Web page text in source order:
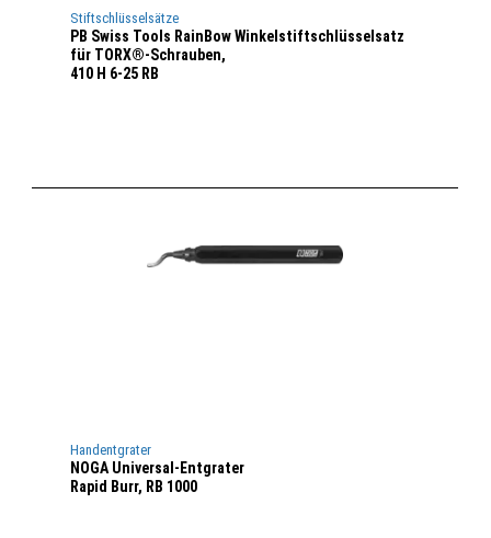
Stiftschlüsselsätze
PB Swiss Tools RainBow Winkelstiftschlüsselsatz
für TORX®-Schrauben,
410 H 6-25 RB
Handentgrater
NOGA Universal-Entgrater
Rapid Burr, RB 1000